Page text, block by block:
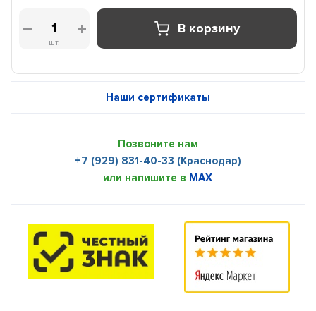
шт.
В корзину
Наши сертификаты
Позвоните нам
+7 (929) 831-40-33 (Краснодар)
или напишите в MAX